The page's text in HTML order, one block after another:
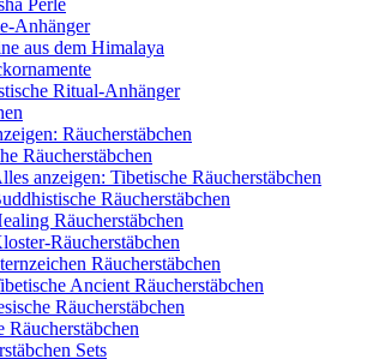
Perle
Anhänger
aus dem Himalaya
Ritual-Anhänger
Räucherstäbchen
Räucherstäbchen
anzeigen: Tibetische Räucherstäbchen
Räucherstäbchen
Räucherstäbchen
Räucherstäbchen
Räucherstäbchen
Ancient Räucherstäbchen
Räucherstäbchen
Räucherstäbchen
Sets